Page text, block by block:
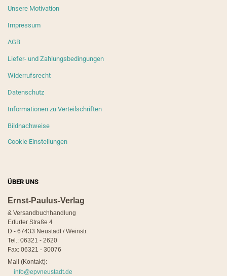
Unsere Motivation
Impressum
AGB
Liefer- und Zahlungsbedingungen
Widerrufsrecht
Datenschutz
Informationen zu Verteilschriften
Bildnachweise
Cookie Einstellungen
ÜBER UNS
Ernst-Paulus-Verlag
& Versandbuchhandlung
Erfurter Straße 4
D - 67433 Neustadt / Weinstr.
Tel.: 06321 - 2620
Fax: 06321 - 30076
Mail (Kontakt):
info@epvneustadt.de